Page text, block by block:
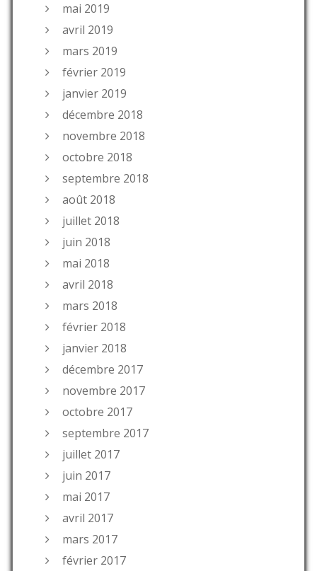
mai 2019
avril 2019
mars 2019
février 2019
janvier 2019
décembre 2018
novembre 2018
octobre 2018
septembre 2018
août 2018
juillet 2018
juin 2018
mai 2018
avril 2018
mars 2018
février 2018
janvier 2018
décembre 2017
novembre 2017
octobre 2017
septembre 2017
juillet 2017
juin 2017
mai 2017
avril 2017
mars 2017
février 2017